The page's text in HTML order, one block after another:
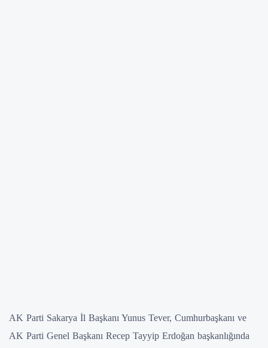
AK Parti Sakarya İl Başkanı Yunus Tever, Cumhurbaşkanı ve
AK Parti Genel Başkanı Recep Tayyip Erdoğan başkanlığında